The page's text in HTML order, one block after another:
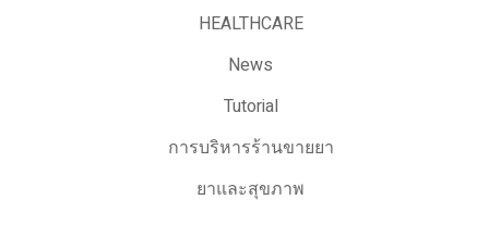
HEALTHCARE
News
Tutorial
การบริหารร้านขายยา
ยาและสุขภาพ